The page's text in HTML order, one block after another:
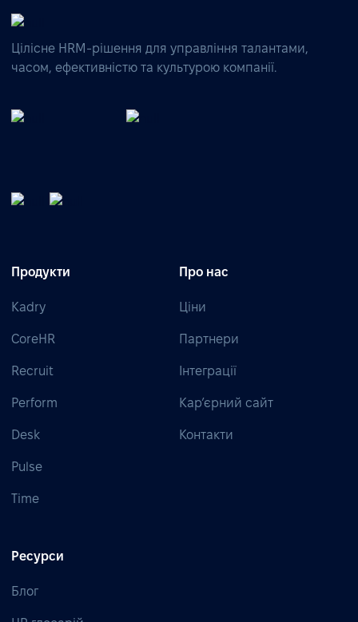
Цілісне HRM-рішення для управління талантами,
часом, ефективністю та культурою компанії.
Продукти
Kadry
CoreHR
Recruit
Perform
Desk
Pulse
Time
Про нас
Ціни
Партнери
Інтеграції
Кар’єрний сайт
Контакти
Ресурси
Блог